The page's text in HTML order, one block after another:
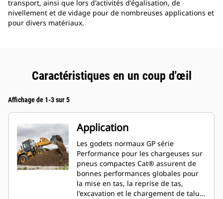
transport, ainsi que lors d'activités d'égalisation, de
nivellement et de vidage pour de nombreuses applications et
pour divers matériaux.
Caractéristiques en un coup d'œil
Affichage de 1-3 sur 5
Application
Les godets normaux GP série
Performance pour les chargeuses sur
pneus compactes Cat® assurent de
bonnes performances globales pour
la mise en tas, la reprise de tas,
l'excavation et le chargement de talus.